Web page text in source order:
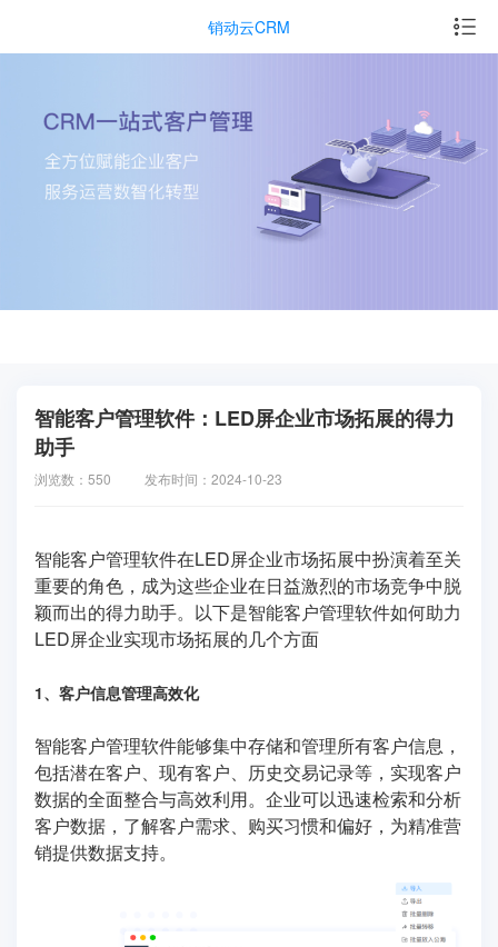
销动云CRM
智能客户管理软件：LED屏企业市场拓展的得力
助手
浏览数：550 发布时间：2024-10-23
智能客户管理软件在LED屏企业市场拓展中扮演着至关
重要的角色，成为这些企业在日益激烈的市场竞争中脱
颖而出的得力助手。以下是智能客户管理软件如何助力
LED屏企业实现市场拓展的几个方面
1、客户信息管理高效化
智能客户管理软件能够集中存储和管理所有客户信息，
包括潜在客户、现有客户、历史交易记录等，实现客户
数据的全面整合与高效利用。企业可以迅速检索和分析
客户数据，了解客户需求、购买习惯和偏好，为精准营
销提供数据支持。